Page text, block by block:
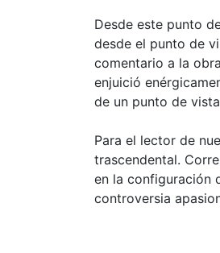
Desde este punto
desde el punto de
comentario a la
enjuició
de un punto de
Para el lector de
trascendental.
en la configuración
controversia